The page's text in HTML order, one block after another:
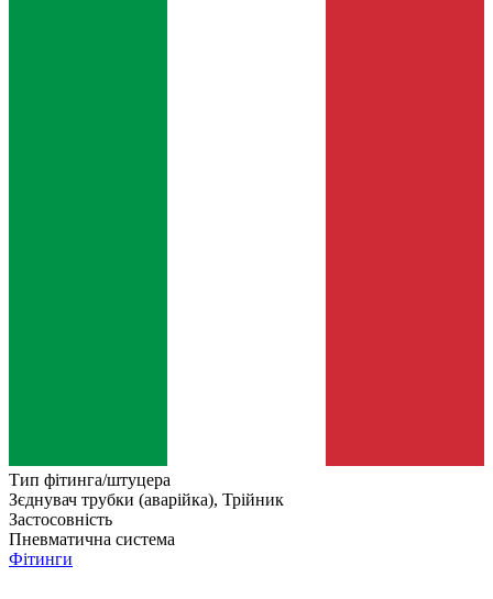
Тип фітинга/штуцера
Зєднувач трубки (аварійка), Трійник
Застосовність
Пневматична система
Фітинги